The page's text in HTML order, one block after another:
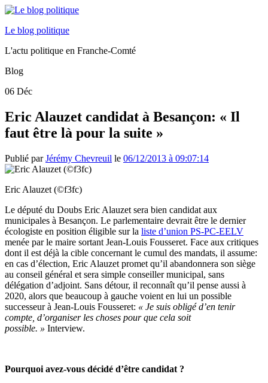
Le blog politique
L'actu politique en Franche-Comté
Blog
06 Déc
Eric Alauzet candidat à Besançon: « Il
faut être là pour la suite »
Publié parJérémy Chevreuil le 06/12/2013 à 09:07:14
Eric Alauzet (©f3fc)
Le député du Doubs Eric Alauzet sera bien candidat aux
municipales à Besançon. Le parlementaire devrait être le dernier
écologiste en position éligible sur la liste d’union PS-PC-EELV
menée par le maire sortant Jean-Louis Fousseret. Face aux critiques
dont il est déjà la cible concernant le cumul des mandats, il assume:
en cas d’élection, Eric Alauzet promet qu’il abandonnera son siège
au conseil général et sera simple conseiller municipal, sans
délégation d’adjoint. Sans détour, il reconnaît qu’il pense aussi à
2020, alors que beaucoup à gauche voient en lui un possible
successeur à Jean-Louis Fousseret: « Je suis obligé d’en tenir
compte, d’organiser les choses pour que cela soit
possible. » Interview.
Pourquoi avez-vous décidé d’être candidat ?